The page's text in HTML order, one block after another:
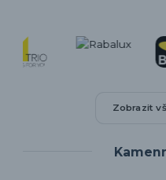
Zobrazit